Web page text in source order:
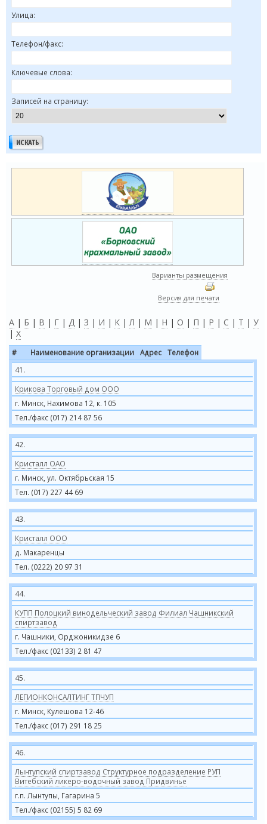
Улица:
Телефон/факс:
Ключевые слова:
Записей на страницу:
Варианты размещения
Версия для печати
А | Б | В | Г | Д | З | И | К |Л | М | Н | О | П | Р | С | Т | У
| Х
# Наименование организации Адрес
Телефон
41.
Крикова Торговый дом ООО
г. Минск, Нахимова 12, к. 105
Тел./факс (017) 214 87 56
42.
Кристалл ОАО
г. Минск, ул. Октябрьская 15
Тел. (017) 227 44 69
43.
Кристалл ООО
д. Макаренцы
Тел. (0222) 20 97 31
44.
КУПП Полоцкий винодельческий завод Филиал Чашникский
спиртзавод
г. Чашники, Орджоникидзе 6
Тел./факс (02133) 2 81 47
45.
ЛЕГИОНКОНСАЛТИНГ ТПЧУП
г. Минск, Кулешова 12-46
Тел./факс (017) 291 18 25
46.
Лынтупский спиртзавод Структурное подразделение РУП
Витебский ликеро-водочный завод Придвинье
г.п. Лынтупы, Гагарина 5
Тел./факс (02155) 5 82 69